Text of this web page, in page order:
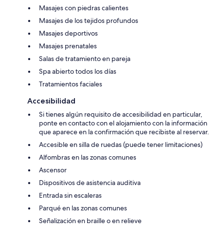
Masajes con piedras calientes
Masajes de los tejidos profundos
Masajes deportivos
Masajes prenatales
Salas de tratamiento en pareja
Spa abierto todos los días
Tratamientos faciales
Accesibilidad
Si tienes algún requisito de accesibilidad en particular,
ponte en contacto con el alojamiento con la información
que aparece en la confirmación que recibiste al reservar.
Accesible en silla de ruedas (puede tener limitaciones)
Alfombras en las zonas comunes
Ascensor
Dispositivos de asistencia auditiva
Entrada sin escaleras
Parqué en las zonas comunes
Señalización en braille o en relieve